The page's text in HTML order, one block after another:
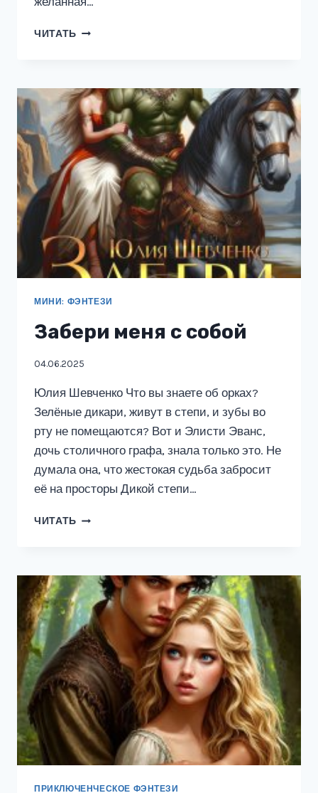
ЧИТАТЬ МОЙ
МИНИ: ФЭНТЕЗИ
Забери меня с собой
04.06.2025
Юлия Шевченко Что вы знаете об орках?
Зелёные дикари, живут в степи, и зубы во
рту не помещаются? Вот и Элисти Эванс,
дочь столичного графа, знала только это. Не
думала она, что жестокая судьба забросит
её на просторы Дикой степи…
ЧИТАТЬ ЗАБЕРИ
ПРИКЛЮЧЕНЧЕСКОЕ ФЭНТЕЗИ